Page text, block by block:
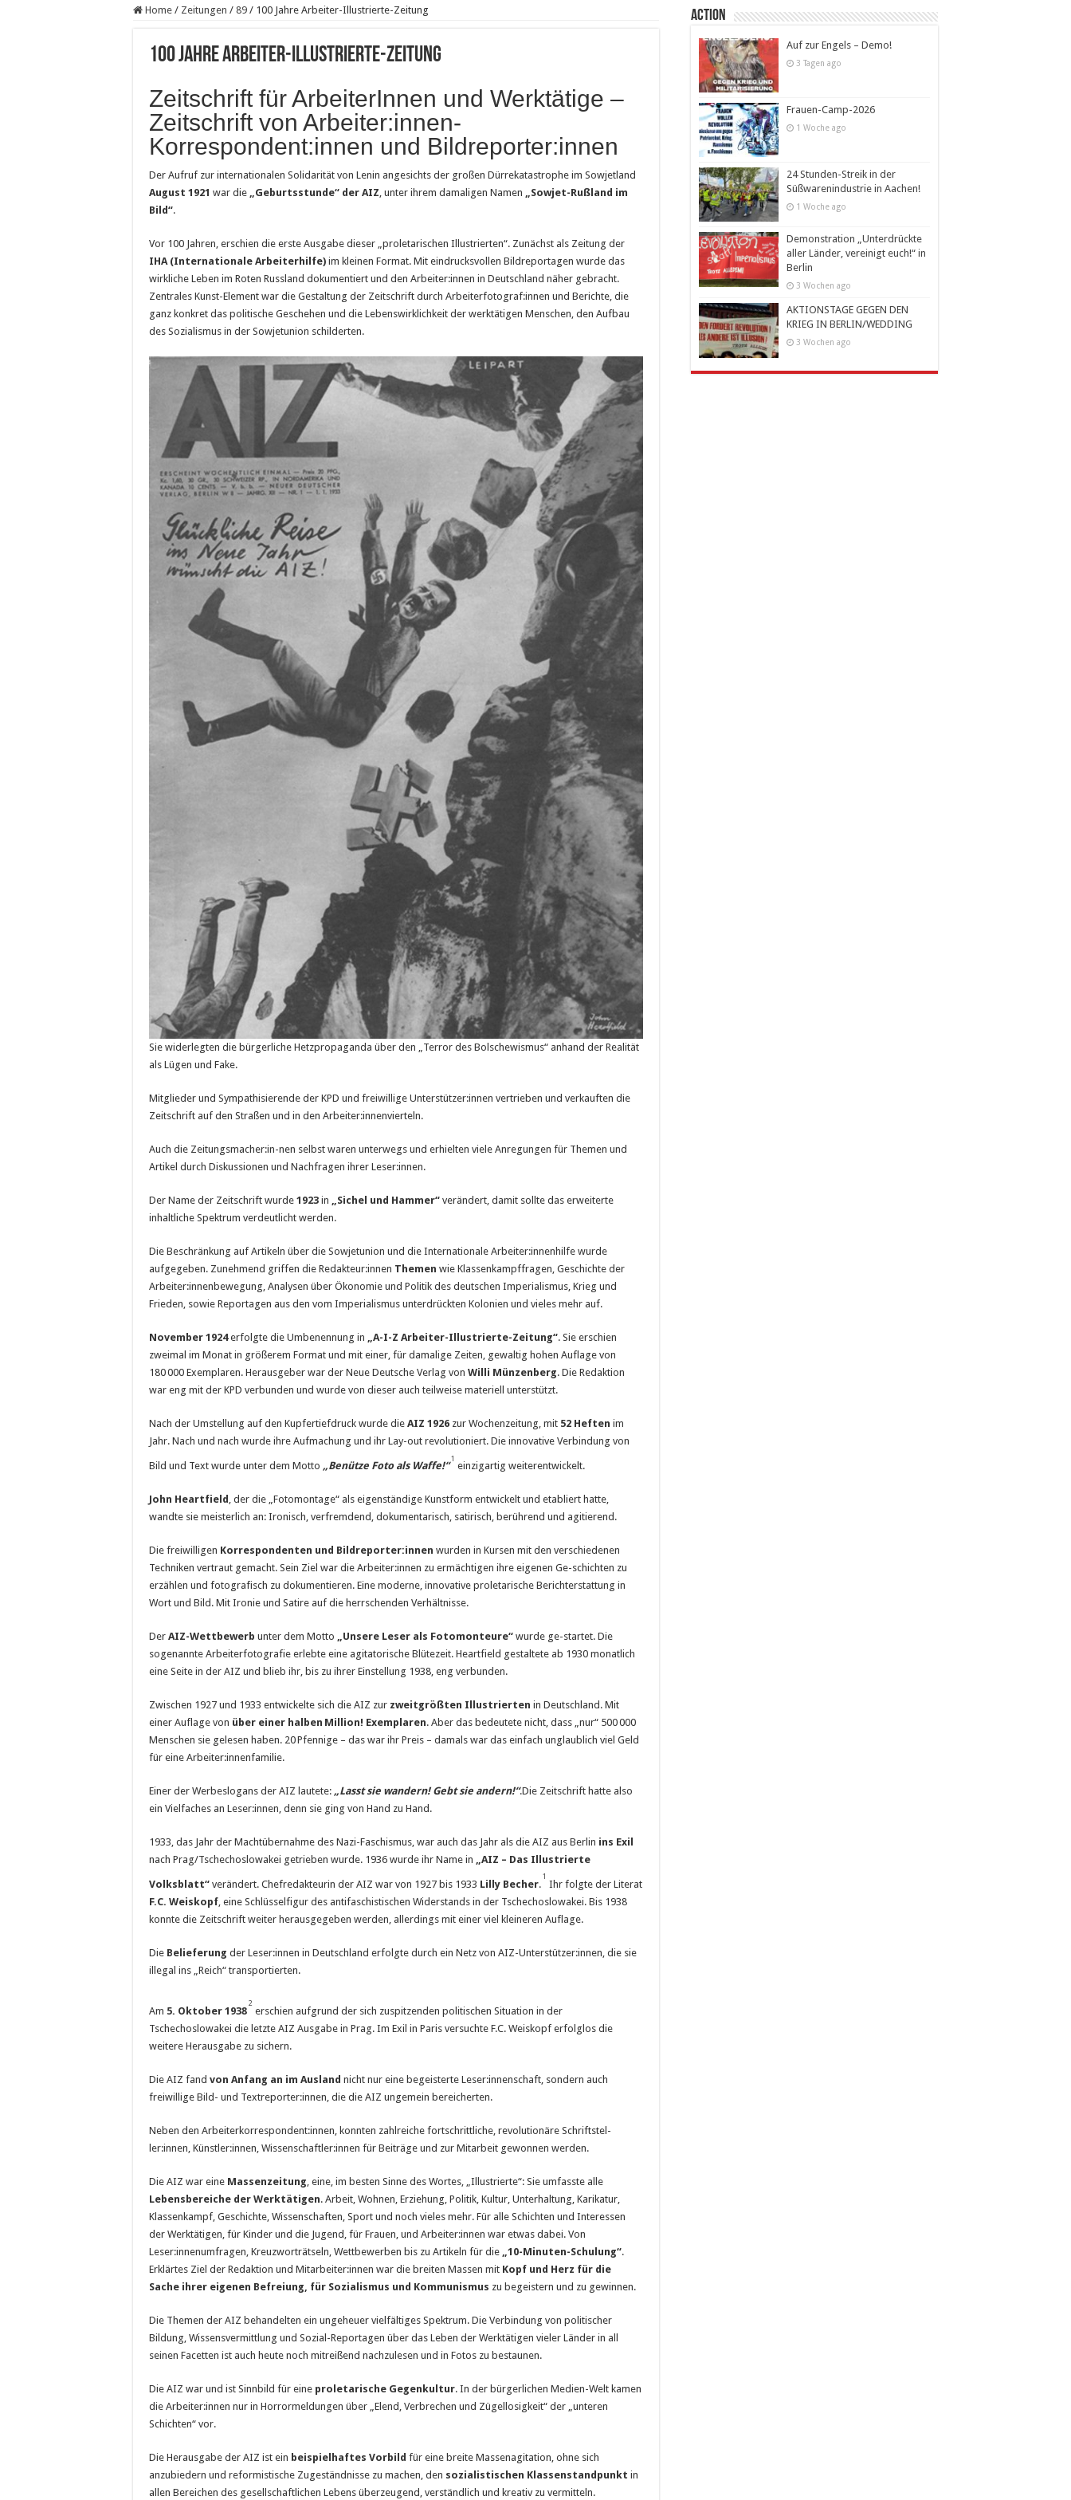
Home / Zeitungen / 89 / 100 Jahre Arbeiter-Illustrierte-Zeitung
100 Jahre Arbeiter-Illustrierte-Zeitung
Zeitschrift für ArbeiterInnen und Werktätige –
Zeitschrift von Arbeiter:innen-
Korrespondent:innen und Bildreporter:innen
Der Aufruf zur internationalen Solidarität von Lenin angesichts der großen Dürrekatastrophe im Sowjetland
August 1921 war die „Geburtsstunde“ der AIZ , unter ihrem damaligen Namen
„Sowjet-Rußland im
Bild“.
Vor 100 Jahren, erschien die erste Ausgabe dieser „proletarischen Illustrierten“. Zunächst als Zeitung der
IHA (Internationale Arbeiterhilfe) im kleinen Format. Mit eindrucksvollen Bildreportagen wurde das
wirkliche Leben im Roten Russland dokumentiert und den Arbeiter:innen in Deutschland näher gebracht.
Zentrales Kunst-Element war die Gestaltung der Zeitschrift durch Arbeiterfotograf:innen und Berichte, die
ganz konkret das politische Geschehen und die Lebenswirklichkeit der werktätigen Menschen, den Aufbau
des Sozialismus in der Sowjetunion schilderten.
Sie widerlegten die bürgerliche Hetzpropaganda über den „Terror des Bolschewismus“ anhand der Realität
als Lügen und Fake.
Mitglieder und Sympathisierende der KPD und freiwillige Unterstützer:innen vertrieben und verkauften die
Zeitschrift auf den Straßen und in den Arbeiter:innenvierteln.
Auch die Zeitungsmacher:in-nen selbst waren unterwegs und erhielten viele Anregungen für Themen und
Artikel durch Diskussionen und Nachfragen ihrer Leser:innen.
Der Name der Zeitschrift wurde 1923 in „Sichel und Hammer“ verändert, damit sollte das erweiterte
inhaltliche Spektrum verdeutlicht werden.
Die Beschränkung auf Artikeln über die Sowjetunion und die Internationale Arbeiter:innenhilfe wurde
aufgegeben. Zunehmend griffen die Redakteur:innen Themen wie Klassenkampffragen, Geschichte der
Arbeiter:innenbewegung, Analysen über Ökonomie und Politik des deutschen Imperialismus, Krieg und
Frieden, sowie Reportagen aus den vom Imperialismus unterdrückten Kolonien und vieles mehr auf.
November 1924erfolgte die Umbenennung in „A-I-Z Arbeiter-Illustrierte-Zeitung“. Sie erschien
zweimal im Monat in größerem Format und mit einer, für damalige Zeiten, gewaltig hohen Auflage von
180 000 Exemplaren. Herausgeber war der Neue Deutsche Verlag von Willi Münzenberg. Die Redaktion
war eng mit der KPD verbunden und wurde von dieser auch teilweise materiell unterstützt.
Nach der Umstellung auf den Kupfertiefdruck wurde die AIZ 1926 zur Wochenzeitung, mit 52 Heften im
Jahr. Nach und nach wurde ihre Aufmachung und ihr Lay-out revolutioniert. Die innovative Verbindung von
Bild und Text wurde unter dem Motto „Benütze Foto als Waffe!“
1
einzigartig weiterentwickelt.
John Heartfield , der die „Fotomontage“ als eigenständige Kunstform entwickelt und etabliert hatte,
wandte sie meisterlich an: Ironisch, verfremdend, dokumentarisch, satirisch, berührend und agitierend.
Die freiwilligen Korrespondenten und Bildreporter:innen wurden in Kursen mit den verschiedenen
Techniken vertraut gemacht. Sein Ziel war die Arbeiter:innen zu ermächtigen ihre eigenen Ge-schichten zu
erzählen und fotografisch zu dokumentieren. Eine moderne, innovative proletarische Berichterstattung in
Wort und Bild. Mit Ironie und Satire auf die herrschenden Verhältnisse.
Der AIZ-Wettbewerb unter dem Motto „Unsere Leser als Fotomonteure“ wurde ge-startet. Die
sogenannte Arbeiterfotografie erlebte eine agitatorische Blütezeit. Heartfield gestaltete ab 1930 monatlich
eine Seite in der AIZ und blieb ihr, bis zu ihrer Einstellung 1938, eng verbunden.
Zwischen 1927 und 1933 entwickelte sich die AIZ zur zweitgrößten Illustrierten in Deutschland. Mit
einer Auflage von über einer halben Million! Exemplaren. Aber das bedeutete nicht, dass „nur“ 500 000
Menschen sie gelesen haben. 20 Pfennige – das war ihr Preis – damals war das einfach unglaublich viel Geld
für eine Arbeiter:innenfamilie.
Einer der Werbeslogans der AIZ lautete: „Lasst sie wandern! Gebt sie andern!“.Die Zeitschrift hatte also
ein Vielfaches an Leser:innen, denn sie ging von Hand zu Hand.
1933, das Jahr der Machtübernahme des Nazi-Faschismus, war auch das Jahr als die AIZ aus Berlin ins Exil
nach Prag/Tschechoslowakei getrieben wurde. 1936 wurde ihr Name in „AIZ – Das Illustrierte
Volksblatt“ verändert. Chefredakteurin der AIZ war von 1927 bis 1933 Lilly Becher.
1
Ihr folgte der Literat
F.C. Weiskopf , eine Schlüsselfigur des antifaschistischen Widerstands in der Tschechoslowakei. Bis 1938
konnte die Zeitschrift weiter herausgegeben werden, allerdings mit einer viel kleineren Auflage.
Die Belieferung der Leser:innen in Deutschland erfolgte durch ein Netz von AIZ-Unterstützer:innen, die sie
illegal ins „Reich“ transportierten.
Am 5. Oktober 1938
2
erschien aufgrund der sich zu­­spitzenden politischen Situation in der
Tschechoslowakei die letzte AIZ Ausgabe in Prag. Im Exil in Paris versuchte F.C. Weiskopf erfolglos die
weitere Herausgabe zu sichern.
Die AIZ fand von Anfang an im Ausland nicht nur eine begeisterte Leser:innenschaft, sondern auch
freiwillige Bild- und Textreporter:innen, die die AIZ ungemein bereicherten.
Neben den Arbeiterkorrespondent:innen, konnten zahlreiche fortschrittliche, revolutionäre Schriftstel-
ler:innen, Künstler:innen, Wissenschaftler:innen für Beiträge und zur Mitarbeit gewonnen werden.
Die AIZ war eine Massenzeitung , eine, im besten Sinne des Wortes, „Illustrierte“: Sie umfasste alle
Lebensbereiche der Werktätigen. Arbeit, Wohnen, Erziehung, Politik, Kultur, Unterhaltung, Karikatur,
Klassenkampf, Geschichte, Wissenschaften, Sport und noch vieles mehr. Für alle Schichten und Interessen
der Werktätigen, für Kinder und die Jugend, für Frauen, und Arbeiter:innen war etwas dabei. Von
Leser:innenumfragen, Kreuzworträtseln, Wettbewerben bis zu Artikeln für die
„10-Minuten-Schulung“.
Erklärtes Ziel der Redaktion und Mitarbeiter:innen war die breiten Massen mit Kopf und Herz für die
Sache ihrer eigenen Befreiung, für Sozialismus und Kommunismus zu begeistern und zu gewinnen.
Die Themen der AIZ behandelten ein ungeheuer vielfältiges Spektrum. Die Verbindung von politischer
Bildung, Wissensvermittlung und Sozial-Reportagen über das Leben der Werktätigen vieler Länder in all
seinen Facetten ist auch heute noch mitreißend nachzulesen und in Fotos zu bestaunen.
Die AIZ war und ist Sinnbild für eine proletarische Gegenkultur. In der bürgerlichen Medien-Welt kamen
die Arbeiter:innen nur in Horrormeldungen über „Elend, Verbrechen und Zügellosigkeit“ der „unteren
Schichten“ vor.
Die Herausgabe der AIZ ist ein beispielhaftes Vorbild für eine breite Massenagitation, ohne sich
anzubiedern und reformistische Zugeständnisse zu machen, den sozialistischen Klassenstandpunkt in
allen Bereichen des gesellschaftlichen Lebens überzeugend, verständlich und kreativ zu vermitteln.
Action
Auf zur Engels – Demo!
3 Tagen ago
Frauen-Camp-2026
1 Woche ago
24 Stunden-Streik in der
Süßwarenindustrie in Aachen!
1 Woche ago
Demonstration „Unterdrückte
aller Länder, vereinigt euch!“ in
Berlin
3 Wochen ago
AKTIONSTAGE GEGEN DEN
KRIEG IN BERLIN/WEDDING
3 Wochen ago